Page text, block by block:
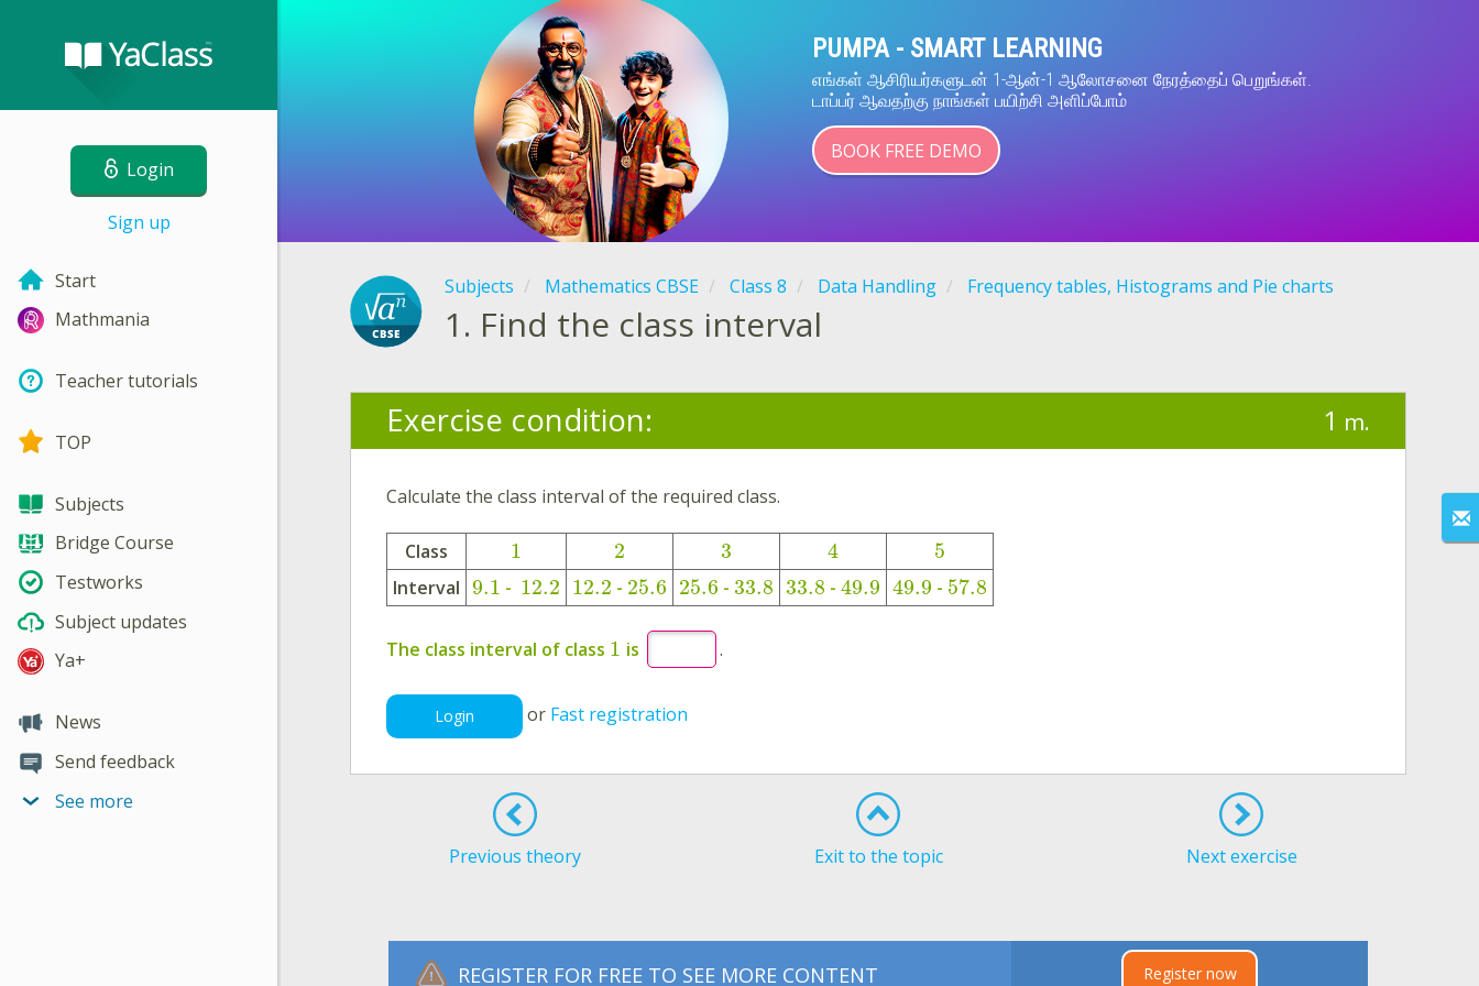
Login
Sign up
Start
Mathmania
Teacher tutorials
TOP
Subjects
Bridge Course
Testworks
Subject updates
Ya+
News
Send feedback
See more
PUMPA - SMART LEARNING
எங்கள் ஆசிரியர்களுடன் 1-ஆன்-1 ஆலோசனை நேரத்தைப் பெறுங்கள்.
டாப்பர் ஆவதற்கு நாங்கள் பயிற்சி அளிப்போம்
BOOK FREE DEMO
Subjects Mathematics CBSE Class 8 Data Handling Frequency tables, Histograms and Pie charts
1. Find the class interval
Exercise condition: 1 m.
Calculate the class interval of the required class.
Class 1 2 3 4 5
Interval 9.1 - 12.2 12.2 - 25.6 25.6 - 33.8 33.8 - 49.9 49.9 - 57.8
The class interval of class 1 is .
Login or Fast registration
Previous theory Exit to the topic Next exercise
REGISTER FOR FREE TO SEE MORE CONTENT Register now